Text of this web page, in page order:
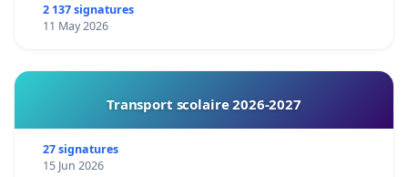
2 137 signatures
11 May 2026
Transport scolaire 2026-2027
27 signatures
15 Jun 2026